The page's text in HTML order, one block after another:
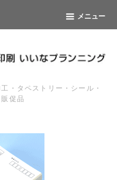
メニュー
・タペストリー・シール・
促品